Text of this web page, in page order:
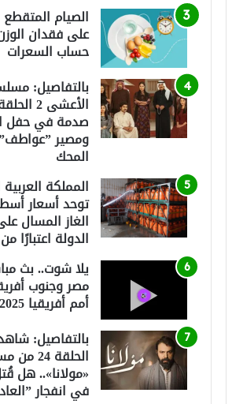
الصيام
على فقدان
حساب السعرات
بالتفاصيل:
صدمة في حفل
ومصير
المحك
المملكة
توحد أسعار
الغاز المسال
الدولة اعتبارًا من
يلا شوت.. بث
مصر وجنوب
أمم أفريقيا 2025
بالتفاصيل:
الحلقة
«مولانا».. هل
في انفجار